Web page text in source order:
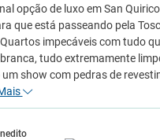
opção de luxo em San
que está passeando pela
impecáveis com tudo
tudo extremamente
um show com pedras de